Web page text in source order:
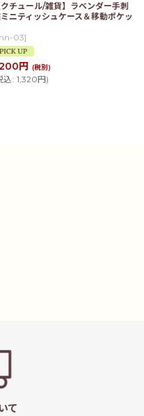
クチュール/雑貨】ラベンダー手刺
ニティッシュケース＆移動ポケッ
03]
円 (税別)
込: 1,320円)
て